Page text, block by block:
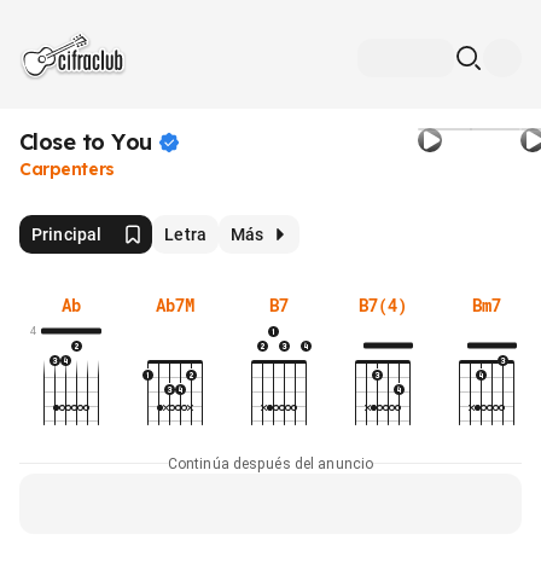
Close to You
Carpenters
Principal Letra Más
Ab
4
Ab7M B7 B7(4) Bm7
Continúa después del anuncio